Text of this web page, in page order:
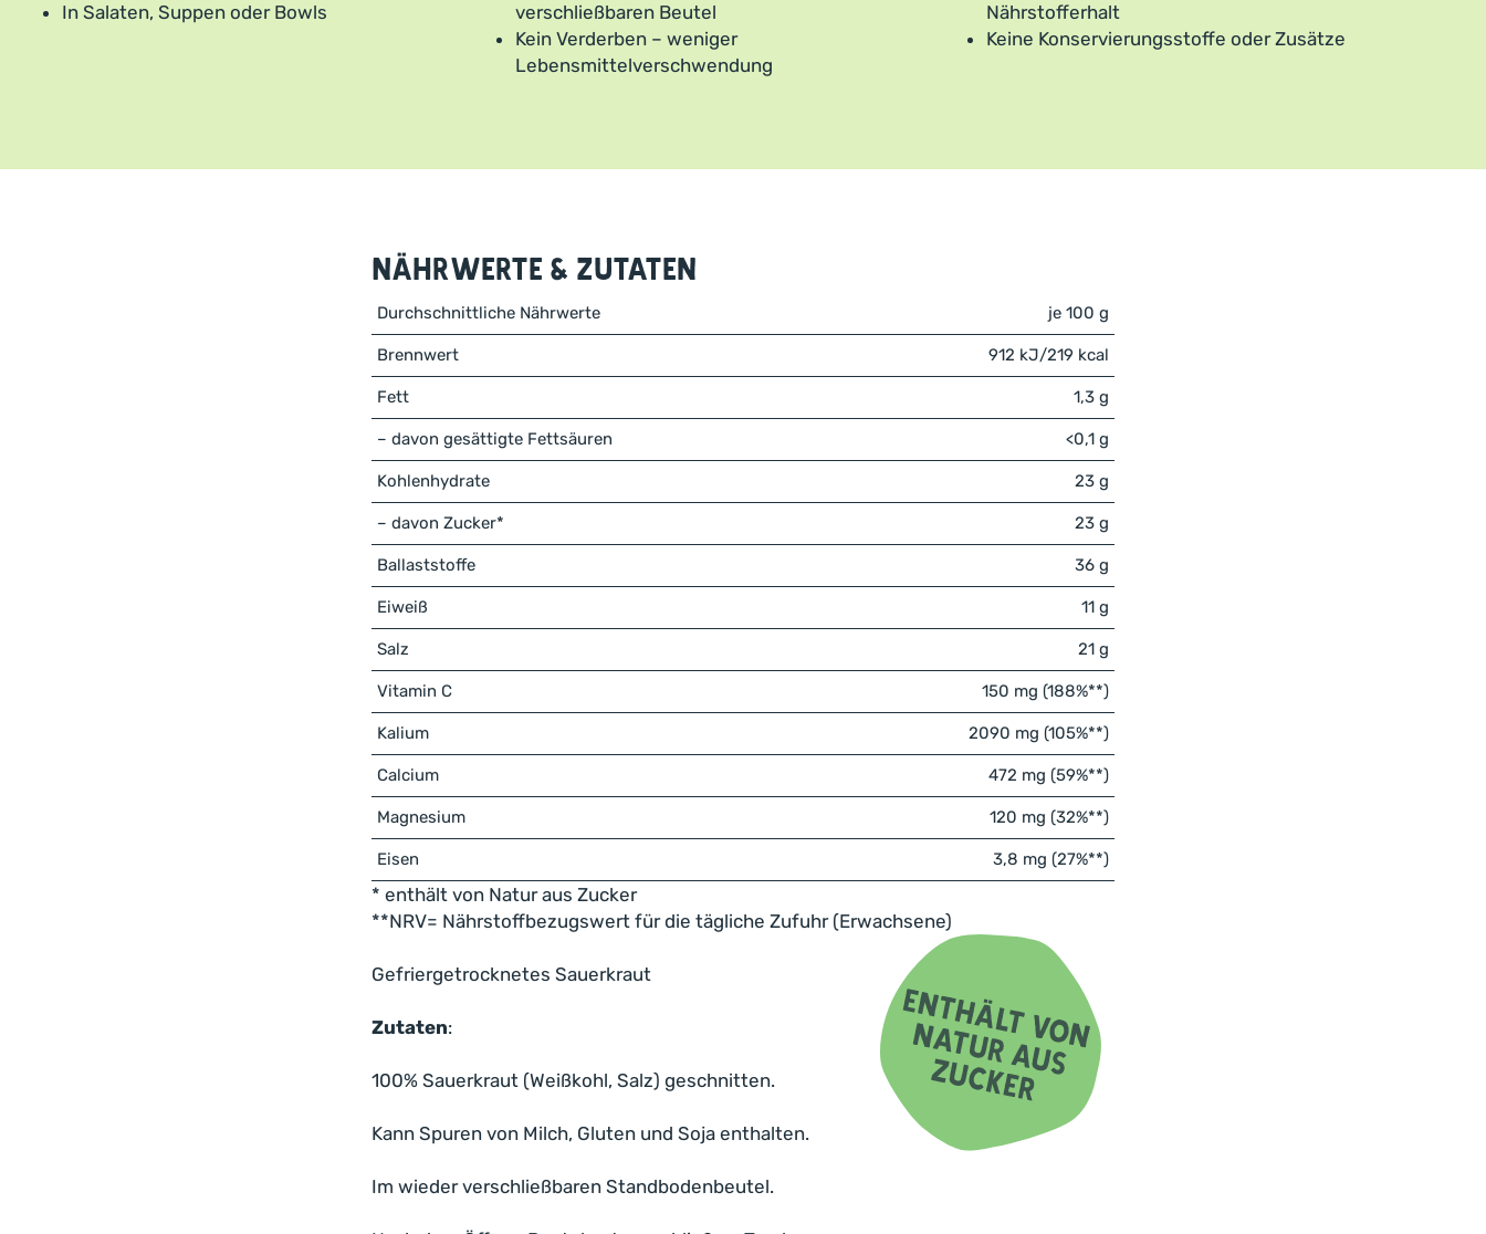
In Salaten, Suppen oder Bowls
verschließbaren Beutel
Kein Verderben – weniger
Lebensmittelverschwendung
Nährstofferhalt
Keine Konservierungsstoffe oder Zusätze
Nährwerte & Zutaten
Durchschnittliche Nährwerte je 100 g
Brennwert 912 kJ/219 kcal
Fett 1,3 g
– davon gesättigte Fettsäuren <0,1 g
Kohlenhydrate 23 g
– davon Zucker* 23 g
Ballaststoffe 36 g
Eiweiß 11 g
Salz 21 g
Vitamin C 150 mg (188%**)
Kalium 2090 mg (105%**)
Calcium 472 mg (59%**)
Magnesium 120 mg (32%**)
Eisen 3,8 mg (27%**)
* enthält von Natur aus Zucker
**NRV= Nährstoffbezugswert für die tägliche Zufuhr (Erwachsene)
Gefriergetrocknetes Sauerkraut
Zutaten:
100% Sauerkraut (Weißkohl, Salz) geschnitten.
Kann Spuren von Milch, Gluten und Soja enthalten.
Im wieder verschließbaren Standbodenbeutel.